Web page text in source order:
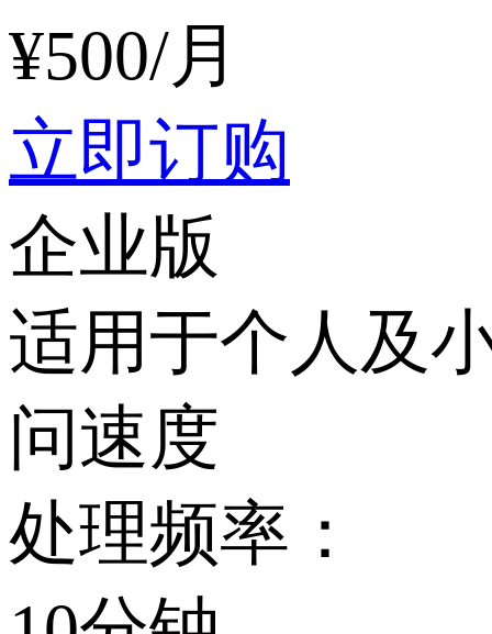
¥500/月
立即订购
企业版
适用于个人及
问速度
处理频率：